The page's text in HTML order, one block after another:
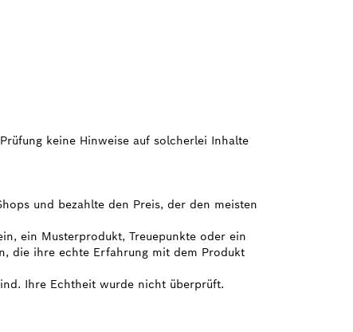
keine Hinweise auf solcherlei Inhalte
und bezahlte den Preis, der den meisten
ein Musterprodukt, Treuepunkte oder ein
die ihre echte Erfahrung mit dem Produkt
Ihre Echtheit wurde nicht überprüft.